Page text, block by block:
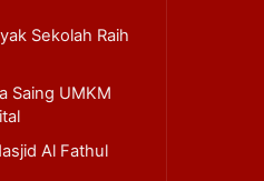
Sekolah Raih
Saing UMKM
Al Fathul